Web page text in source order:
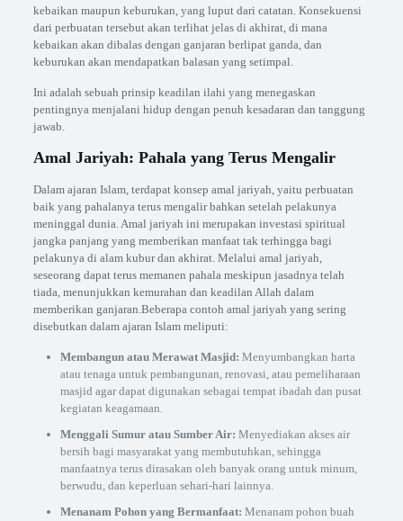
kebaikan maupun keburukan, yang luput dari catatan. Konsekuensi
dari perbuatan tersebut akan terlihat jelas di akhirat, di mana
kebaikan akan dibalas dengan ganjaran berlipat ganda, dan
keburukan akan mendapatkan balasan yang setimpal.
Ini adalah sebuah prinsip keadilan ilahi yang menegaskan
pentingnya menjalani hidup dengan penuh kesadaran dan tanggung
jawab.
Amal Jariyah: Pahala yang Terus Mengalir
Dalam ajaran Islam, terdapat konsep amal jariyah, yaitu perbuatan
baik yang pahalanya terus mengalir bahkan setelah pelakunya
meninggal dunia. Amal jariyah ini merupakan investasi spiritual
jangka panjang yang memberikan manfaat tak terhingga bagi
pelakunya di alam kubur dan akhirat. Melalui amal jariyah,
seseorang dapat terus memanen pahala meskipun jasadnya telah
tiada, menunjukkan kemurahan dan keadilan Allah dalam
memberikan ganjaran.Beberapa contoh amal jariyah yang sering
disebutkan dalam ajaran Islam meliputi:
Membangun atau Merawat Masjid: Menyumbangkan harta
atau tenaga untuk pembangunan, renovasi, atau pemeliharaan
masjid agar dapat digunakan sebagai tempat ibadah dan pusat
kegiatan keagamaan.
Menggali Sumur atau Sumber Air: Menyediakan akses air
bersih bagi masyarakat yang membutuhkan, sehingga
manfaatnya terus dirasakan oleh banyak orang untuk minum,
berwudu, dan keperluan sehari-hari lainnya.
Menanam Pohon yang Bermanfaat: Menanam pohon buah